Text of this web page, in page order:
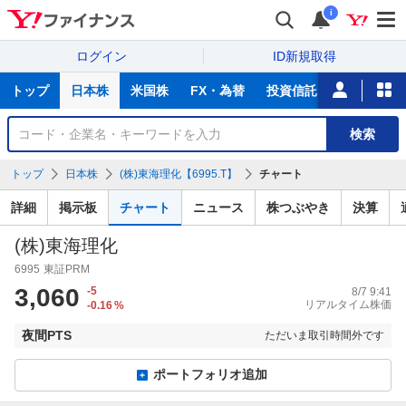
i
ログイン ID新規取得
サ
トップ 日本株 米国株 FX・為替 投資信託 ニュース
銘
検
索
検索
トップ 日本株 (株)東海理化【6995.T】 チャート
詳細 掲示板 チャート ニュース 株つぶやき 決算
(株)東海理化
6995 東証PRM
3,060
-5
-0.16%
8/7 9:41
リアルタイム株価
夜間PTS ただいま取引時間外です
ポートフォリオ追加